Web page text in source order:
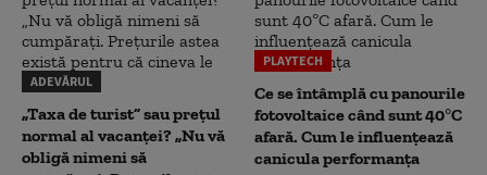
ADEVĂRUL
„Taxa de turist” sau prețul
normal al vacanței? „Nu vă
obligă nimeni să
PLAYTECH
Ce se întâmplă cu panourile
fotovoltaice când sunt 40°C
afară. Cum le influențează
canicula performanța